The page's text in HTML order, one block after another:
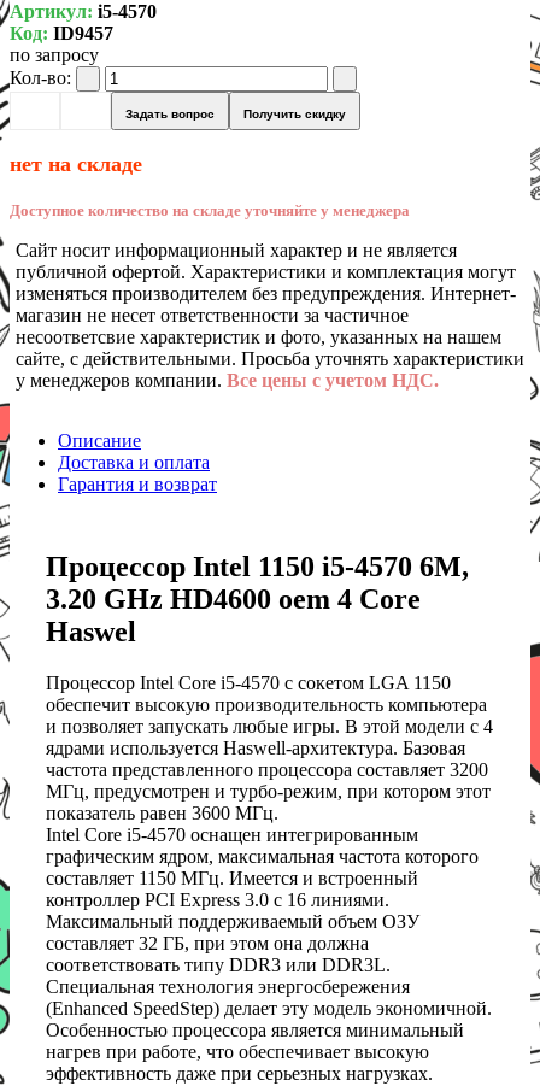
Артикул: i5-4570
Код: ID9457
по запросу
Кол-во:
Задать вопрос Получить скидку
нет на складе
Доступное количество на складе уточняйте у менеджера
Сайт носит информационный характер и не является
публичной офертой. Характеристики и комплектация могут
изменяться производителем без предупреждения. Интернет-
магазин не несет ответственности за частичное
несоответсвие характеристик и фото, указанных на нашем
сайте, с действительными. Просьба уточнять характеристики
у менеджеров компании. Все цены с учетом НДС.
Описание
Доставка и оплата
Гарантия и возврат
Процессор Intel 1150 i5-4570 6M,
3.20 GHz HD4600 oem 4 Core
Haswel
Процессор Intel Core i5-4570 с сокетом LGA 1150
обеспечит высокую производительность компьютера
и позволяет запускать любые игры. В этой модели с 4
ядрами используется Haswell-архитектура. Базовая
частота представленного процессора составляет 3200
МГц, предусмотрен и турбо-режим, при котором этот
показатель равен 3600 МГц.
Intel Core i5-4570 оснащен интегрированным
графическим ядром, максимальная частота которого
составляет 1150 МГц. Имеется и встроенный
контроллер PCI Express 3.0 с 16 линиями.
Максимальный поддерживаемый объем ОЗУ
составляет 32 ГБ, при этом она должна
соответствовать типу DDR3 или DDR3L.
Специальная технология энергосбережения
(Enhanced SpeedStep) делает эту модель экономичной.
Особенностью процессора является минимальный
нагрев при работе, что обеспечивает высокую
эффективность даже при серьезных нагрузках.